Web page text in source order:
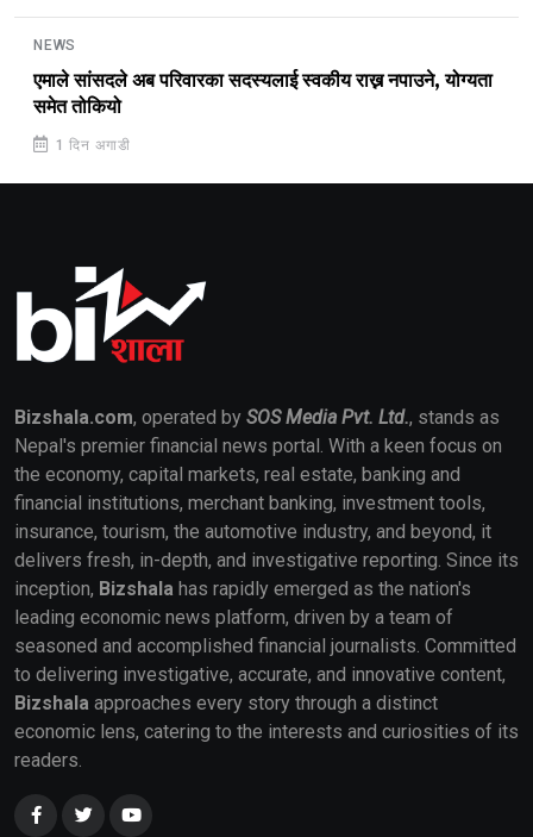
NEWS
एमाले सांसदले अब परिवारका सदस्यलाई स्वकीय राख्न नपाउने, योग्यता
समेत तोकियो
1 दिन अगाडी
Bizshala.com, operated by SOS Media Pvt. Ltd., stands as
Nepal's premier financial news portal. With a keen focus on
the economy, capital markets, real estate, banking and
financial institutions, merchant banking, investment tools,
insurance, tourism, the automotive industry, and beyond, it
delivers fresh, in-depth, and investigative reporting. Since its
inception, Bizshala has rapidly emerged as the nation's
leading economic news platform, driven by a team of
seasoned and accomplished financial journalists. Committed
to delivering investigative, accurate, and innovative content,
Bizshala approaches every story through a distinct
economic lens, catering to the interests and curiosities of its
readers.